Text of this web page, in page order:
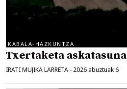
KABALA-HAZKUNTZA
Txertaketa
IRATI MUJIKA LARRETA - 2026 abuztuak 6